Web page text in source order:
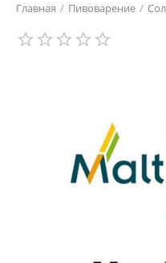
Главная / Пивоварение /